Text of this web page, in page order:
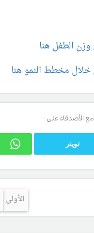
الطفل هنا
خلال مخطط النمو هنا
الأصدقاء على:
تويتر
الأولى